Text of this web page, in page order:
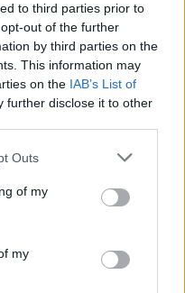
to third parties prior to
out of the further
by third parties on the
This information may
on the IAB’s List of
further disclose it to other
Outs
of my
my
visitatori. Il contenuto di questo
rappresenta la linea editoriale
I messaggi inclusi nei
inviati dai singoli lettori che